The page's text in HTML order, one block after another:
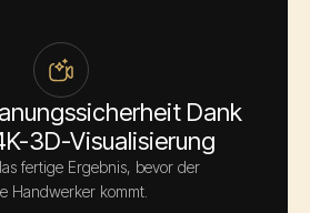
Dank
3D-Visualisierung
fertige Ergebnis, bevor der
Handwerker kommt.